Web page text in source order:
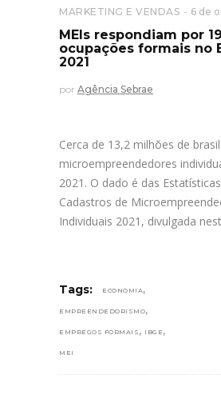
MARKETING E VENDAS 6 de
MEIs respondiam por
ocupações formais no
2021
por Agência Sebrae
Cerca de 13,2 milhões de
microempreendedores
2021. O dado é das
Cadastros de
Individuais 2021, divulgada
Tags: ECONOMIA ,
EMPREENDEDORISMO,
EMPREGOS FORMAIS , IBGE ,
MEI